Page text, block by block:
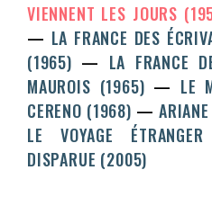
VIENNENT LES JOURS
LA FRANCE DES
(1965)
LA FRANCE
MAUROIS (1965)
LE
CERENO (1968)
LE VOYAGE
DISPARUE (2005)